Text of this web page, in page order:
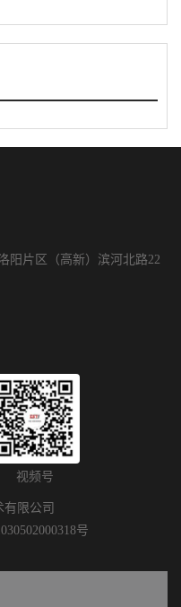
阳片区（高新）滨河北路22
视频号
有限公司
号